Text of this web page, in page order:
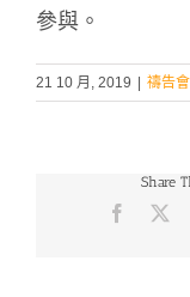
參與。
21 10 月, 2019 禱告會
Share